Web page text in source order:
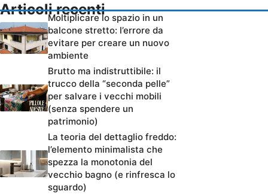
Articoli recenti
Moltiplicare lo spazio in un
balcone stretto: l’errore da
evitare per creare un nuovo
ambiente
Brutto ma indistruttibile: il
trucco della “seconda pelle”
per salvare i vecchi mobili
(senza spendere un
patrimonio)
La teoria del dettaglio freddo:
l’elemento minimalista che
spezza la monotonia del
vecchio bagno (e rinfresca lo
sguardo)